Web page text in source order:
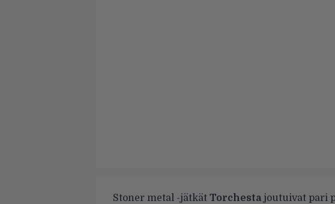
Stoner metal -jätkät Torchestajoutuivat pari